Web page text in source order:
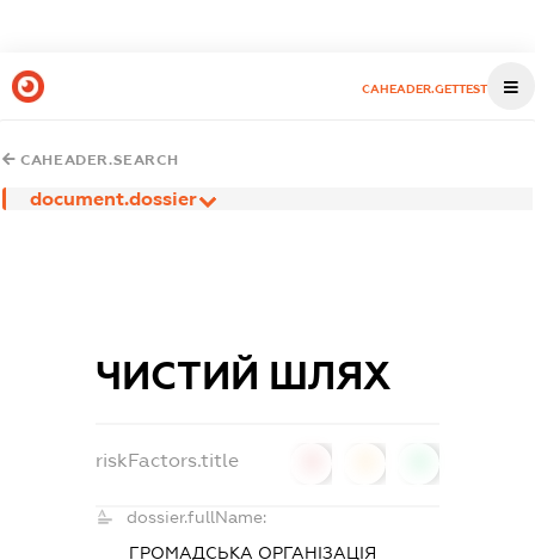
CAHEADER.GETTEST
CAHEADER.SEARCH
document.dossier
ЧИСТИЙ ШЛЯХ
riskFactors.title
dossier.fullName:
ГРОМАДСЬКА ОРГАНІЗАЦІЯ